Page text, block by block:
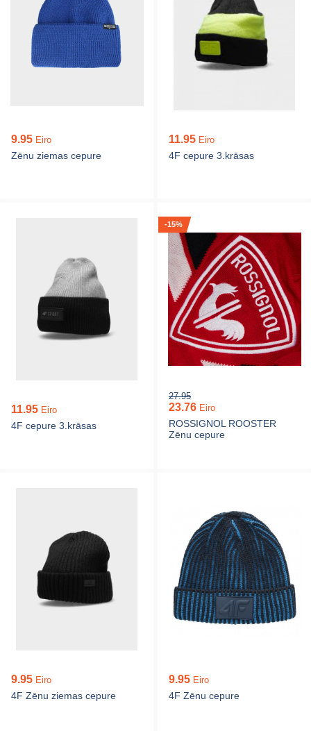
9.95 Eiro
Zēnu ziemas cepure
11.95 Eiro
4F cepure 3.krāsas
11.95 Eiro
4F cepure 3.krāsas
27.95
-15%
23.76 Eiro
ROSSIGNOL ROOSTER
Zēnu cepure
9.95 Eiro
4F Zēnu ziemas cepure
9.95 Eiro
4F Zēnu cepure